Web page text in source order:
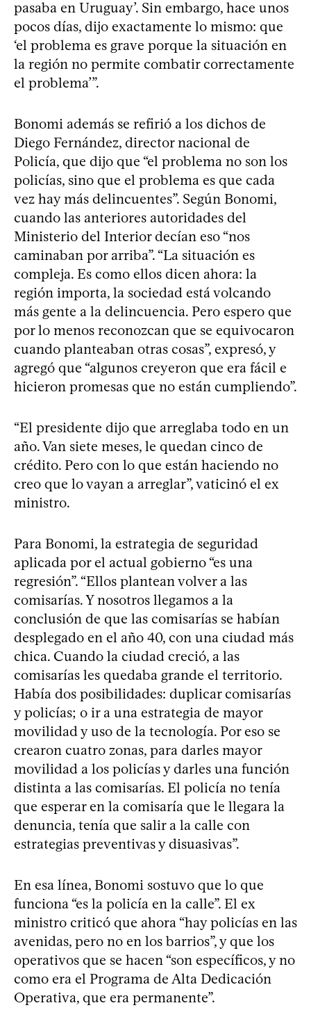
pasaba en Uruguay’. Sin embargo, hace unos
pocos días, dijo exactamente lo mismo: que
‘el problema es grave porque la situación en
la región no permite combatir correctamente
el problema’”.
Bonomi además se refirió a los dichos de
Diego Fernández, director nacional de
Policía, que dijo que “el problema no son los
policías, sino que el problema es que cada
vez hay más delincuentes”. Según Bonomi,
cuando las anteriores autoridades del
Ministerio del Interior decían eso “nos
caminaban por arriba”. “La situación es
compleja. Es como ellos dicen ahora: la
región importa, la sociedad está volcando
más gente a la delincuencia. Pero espero que
por lo menos reconozcan que se equivocaron
cuando planteaban otras cosas”, expresó, y
agregó que “algunos creyeron que era fácil e
hicieron promesas que no están cumpliendo”.
“El presidente dijo que arreglaba todo en un
año. Van siete meses, le quedan cinco de
crédito. Pero con lo que están haciendo no
creo que lo vayan a arreglar”, vaticinó el ex
ministro.
Para Bonomi, la estrategia de seguridad
aplicada por el actual gobierno “es una
regresión”. “Ellos plantean volver a las
comisarías. Y nosotros llegamos a la
conclusión de que las comisarías se habían
desplegado en el año 40, con una ciudad más
chica. Cuando la ciudad creció, a las
comisarías les quedaba grande el territorio.
Había dos posibilidades: duplicar comisarías
y policías; o ir a una estrategia de mayor
movilidad y uso de la tecnología. Por eso se
crearon cuatro zonas, para darles mayor
movilidad a los policías y darles una función
distinta a las comisarías. El policía no tenía
que esperar en la comisaría que le llegara la
denuncia, tenía que salir a la calle con
estrategias preventivas y disuasivas”.
En esa línea, Bonomi sostuvo que lo que
funciona “es la policía en la calle”. El ex
ministro criticó que ahora “hay policías en las
avenidas, pero no en los barrios”, y que los
operativos que se hacen “son específicos, y no
como era el Programa de Alta Dedicación
Operativa, que era permanente”.